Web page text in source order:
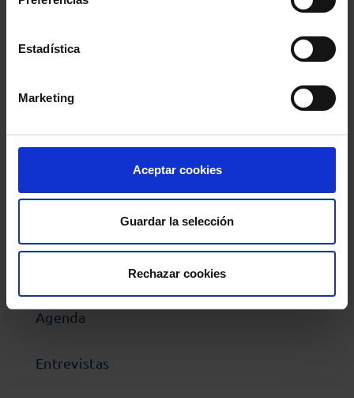
Estadística
Marketing
Aceptar cookies
Guardar la selección
Rechazar cookies
Podcast Abogacía
Agenda
Entrevistas